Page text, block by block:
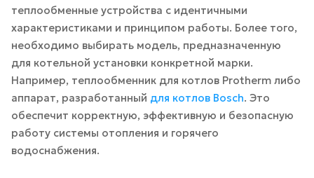
теплообменные устройства с идентичными
характеристиками и принципом работы. Более того,
необходимо выбирать модель, предназначенную
для котельной установки конкретной марки.
Например, теплообменник для котлов Protherm либо
аппарат, разработанный для котлов Bosch. Это
обеспечит корректную, эффективную и безопасную
работу системы отопления и горячего
водоснабжения.